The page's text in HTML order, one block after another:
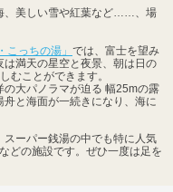
、美しい雪や紅葉など……、場
こっちの湯」 では、富士を望み
満天の星空と夜景、朝は日の
むことができます。
の大パノラマが迫る 幅25mの露
と海面が一続きになり、海に
ーパー銭湯の中でも特に人気
などの施設です。ぜひ一度は足を